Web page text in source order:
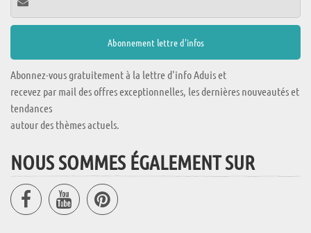
Abonnez-vous gratuitement à la lettre d'info Aduis et
recevez par mail des offres exceptionnelles, les dernières nouveautés et
tendances
autour des thèmes actuels.
NOUS SOMMES ÉGALEMENT SUR